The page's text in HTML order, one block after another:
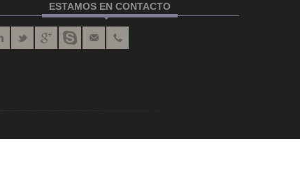
ESTAMOS EN CONTACTO